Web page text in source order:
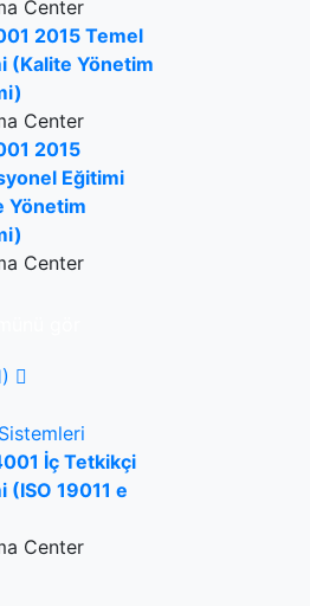
Center
2015 Temel
(Kalite Yönetim
Center
2015
Eğitimi
Yönetim
Center
İç Tetkikçi
(ISO 19011 e
Center